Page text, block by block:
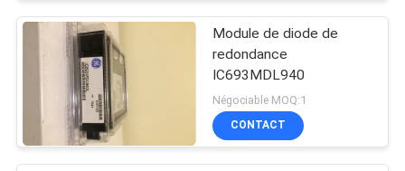
Module de diode de
redondance
IC693MDL940
Négociable MOQ:1
CONTACT